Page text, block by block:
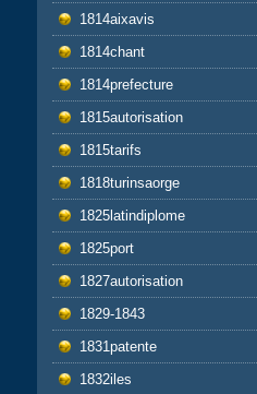
1814aixavis
1814chant
1814prefecture
1815autorisation
1815tarifs
1818turinsaorge
1825latindiplome
1825port
1827autorisation
1829-1843
1831patente
1832iles